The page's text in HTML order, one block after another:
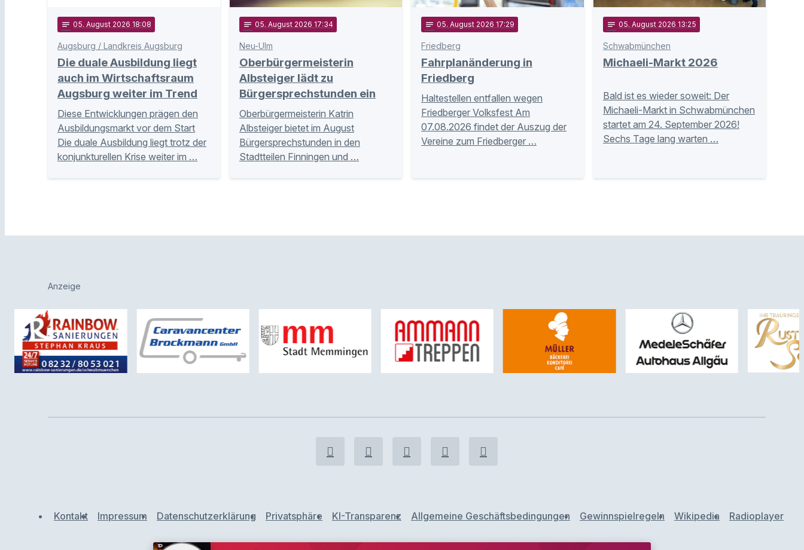
notes 05. August 2026 18:08
Augsburg / Landkreis Augsburg
Die duale Ausbildung liegt
auch im Wirtschaftsraum
Augsburg weiter im Trend
Diese Entwicklungen prägen den
Ausbildungsmarkt vor dem Start
Die duale Ausbildung liegt trotz der
konjunkturellen Krise weiter im …
notes 05. August 2026 17:34
Neu-Ulm
Oberbürgermeisterin
Albsteiger lädt zu
Bürgersprechstunden ein
Oberbürgermeisterin Katrin
Albsteiger bietet im August
Bürgersprechstunden in den
Stadtteilen Finningen und …
notes 05. August 2026 17:29
Friedberg
Fahrplanänderung in
Friedberg
Haltestellen entfallen wegen
Friedberger Volksfest Am
07.08.2026 findet der Auszug der
Vereine zum Friedberger …
notes 05. August 2026 13:25
Schwabmünchen
Michaeli-Markt 2026
Bald ist es wieder soweit: Der
Michaeli-Markt in Schwabmünchen
startet am 24. September 2026!
Sechs Tage lang warten …
Anzeige
Kontakt Impressum Datenschutzerklärung Privatsphäre KI-Transparenz Allgemeine Geschäftsbedingungen Gewinnspielregeln Wikipedia Radioplayer